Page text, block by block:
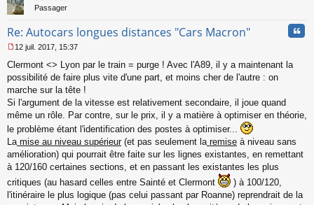
Passager
Re: Autocars longues distances "Cars Macron"
e
s
s
a
g
e
n
o
l
u
12 juil. 2017, 15:37
Clermont <> Lyon par le train = purge ! Avec l'A89, il y a maintenant la
possibilité de faire plus vite d'une part, et moins cher de l'autre : on
marche sur la tête !
Si l'argument de la vitesse est relativement secondaire, il joue quand
même un rôle. Par contre, sur le prix, il y a matière à optimiser en théorie,
le problème étant l'identification des postes à optimiser...
La mise au niveau supérieur (et pas seulement la remise à niveau sans
amélioration) qui pourrait être faite sur les lignes existantes, en remettant
à 120/160 certaines sections, et en passant les existantes les plus
critiques (au hasard celles entre Sainté et Clermont
) à 100/120,
l'itinéraire le plus logique (pas celui passant par Roanne) reprendrait de la